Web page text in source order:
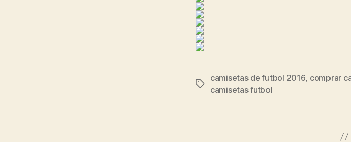
Etiquetas
camisetas de futbol 2016, comprar
camisetas futbol